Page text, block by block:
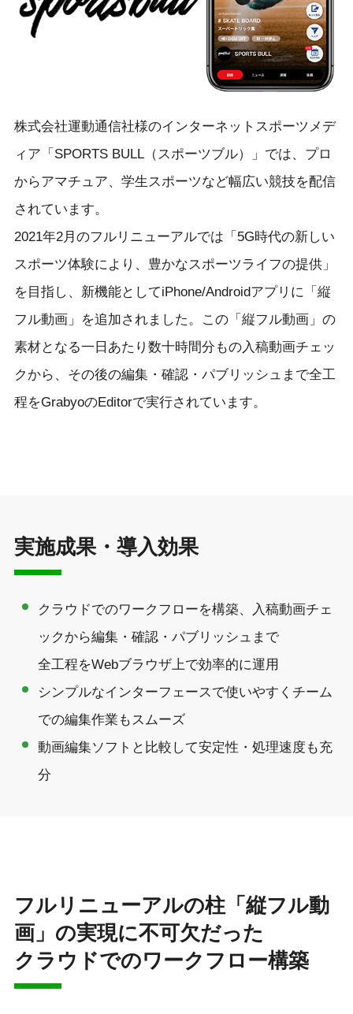
株式会社運動通信社様のインターネットスポーツメデ
ィア「SPORTS BULL（スポーツブル）」では、プロ
からアマチュア、学生スポーツなど幅広い競技を配信
されています。
2021年2月のフルリニューアルでは「5G時代の新しい
スポーツ体験により、豊かなスポーツライフの提供」
を目指し、新機能としてiPhone/Androidアプリに「縦
フル動画」を追加されました。この「縦フル動画」の
素材となる一日あたり数十時間分もの入稿動画チェッ
クから、その後の編集・確認・パブリッシュまで全工
程をGrabyoのEditorで実行されています。
実施成果・導入効果
クラウドでのワークフローを構築、入稿動画チェ
ックから編集・確認・パブリッシュまで
全工程をWebブラウザ上で効率的に運用
シンプルなインターフェースで使いやすく チーム
での編集作業もスムーズ
動画編集ソフトと比較して安定性・処理速度も充
分
フルリニューアルの柱「縦フル動
画」の実現に不可欠だった
クラウドでのワークフロー構築